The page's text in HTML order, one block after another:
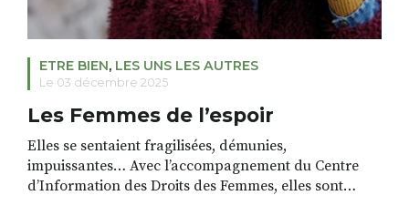
ETRE BIEN, LES UNS LES AUTRES
Le 03 décembre 2025
Les Femmes de l’espoir
Elles se sentaient fragilisées, démunies,
impuissantes… Avec l’accompagnement du Centre
d’Information des Droits des Femmes, elles sont